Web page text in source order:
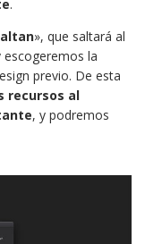
.
», que saltará al
escogeremos la
previo. De esta
recursos al
, y podremos